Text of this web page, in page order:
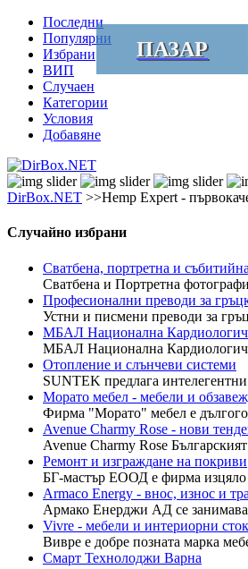
Последни
Популярни
Избрани
ВИП
Случаен
Категории
Условия
Добавяне
ПАЗАР
DirBox.NET >>Hemp Expert -
Случайно избрани
Сватбена, портретна и
Сватбена и Портретна
Професионални преводи за
Устни и писмени преводи за
МБАЛ Национална
МБАЛ Национална
Отопление и слънчеви системи
SUNTEK предлага
Морато мебел - мебели и
Фирма "Морато" мебел е
Avenue Charmy Rose - нови
Avenue Charmy Rose
Ремонт и изграждане на покриви
БГ-мастър ЕООД е фирма изцяло
Armaco Energy - внос, износ и
Армако Енерджи АД се занимава
Vivre - мебели и интериорни
Вивре е добре позната марка
Смарт Технолоджи Варна